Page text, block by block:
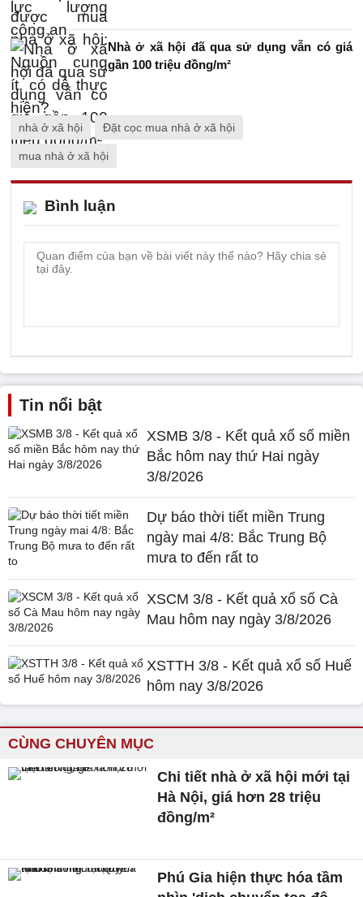
Nhà ở xã hội đã qua sử dụng vẫn có giá
gần 100 triệu đồng/m²
nhà ở xã hội Đặt cọc mua nhà ở xã hội
mua nhà ở xã hội
Bình luận
Tin nổi bật
XSMB 3/8 - Kết quả xổ số miền
Bắc hôm nay thứ Hai ngày
3/8/2026
Dự báo thời tiết miền Trung
ngày mai 4/8: Bắc Trung Bộ
mưa to đến rất to
XSCM 3/8 - Kết quả xổ số Cà
Mau hôm nay ngày 3/8/2026
XSTTH 3/8 - Kết quả xổ số Huế
hôm nay 3/8/2026
CÙNG CHUYÊN MỤC
Chi tiết nhà ở xã hội mới tại
Hà Nội, giá hơn 28 triệu
đồng/m²
Phú Gia hiện thực hóa tầm